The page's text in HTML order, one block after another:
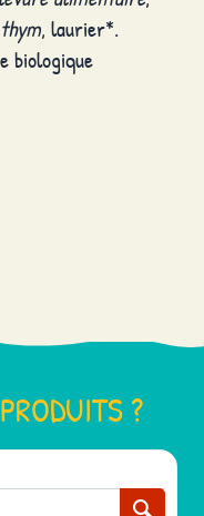
, laurier*.
biologique
?